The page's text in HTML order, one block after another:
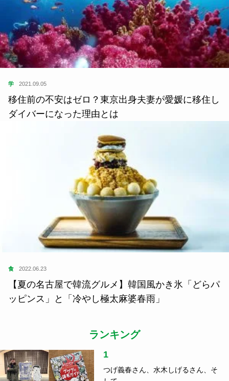
学 2021.09.05
移住前の不安はゼロ？東京出身夫妻が愛媛に移住し
ダイバーになった理由とは
食 2022.06.23
【夏の名古屋で韓流グルメ】韓国風かき氷「どらパ
ッピンス」と「冷やし極太麻婆春雨」
ランキング
1
つげ義春さん、水木しげるさん、そ